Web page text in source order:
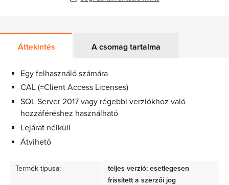
Áttekintés A csomag tartalma
Egy felhasználó számára
CAL (=Client Access Licenses)
SQL Server 2017 vagy régebbi verziókhoz való
hozzáféréshez használható
Lejárat nélküli
Átvihető
Termék típusa:
teljes verzió; esetlegesen
frissített a szerzői jog